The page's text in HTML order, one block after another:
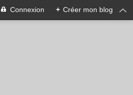
Connexion + Créer mon blog